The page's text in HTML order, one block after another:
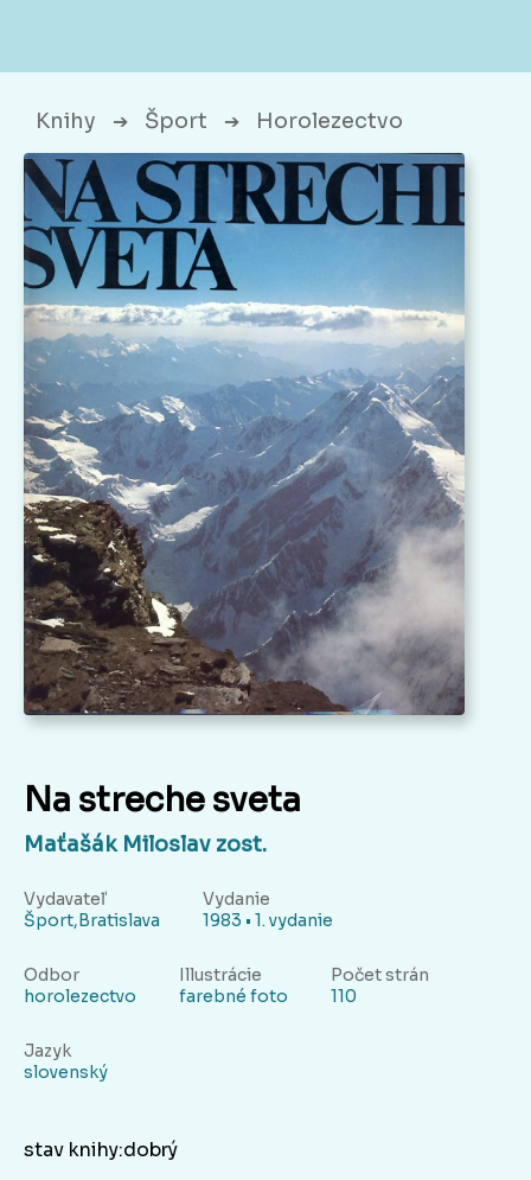
Knihy ➔ Šport ➔ Horolezectvo
Na streche sveta
Maťašák Miloslav zost.
Vydavateľ
Šport,Bratislava
Vydanie
1983 • 1. vydanie
Odbor
horolezectvo
Illustrácie
farebné foto
Počet strán
110
Jazyk
slovenský
stav knihy:dobrý